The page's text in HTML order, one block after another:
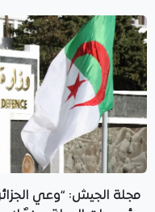
مجلة الجيش: “وعي